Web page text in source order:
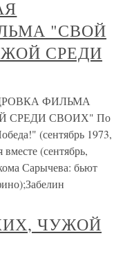
"СВОЙ
СРЕДИ
ФИЛЬМА
СРЕДИ СВОИХ" По
(сентябрь 1973,
(сентябрь,
Сарычева: бьют
ЧУЖОЙ